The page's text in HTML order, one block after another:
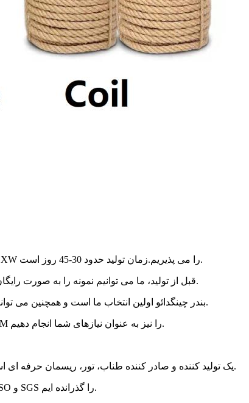
ما شرایط سیاست تجارت خارجی مانند FOB، CFR، CIF، DDP، EXW را می پذیریم.زمان تولید حدود 30-45 روز است.
قبل از تولید، ما می توانیم نمونه را به صورت رایگان ارائه دهیم، اما برای اولین بار باید هزینه حمل و نقل را تحمل کنید.
بندر چینگدائو اولین انتخاب ما است و همچنین می توانید بنادر دیگری مانند بندر شانگهای، نینگبو یا گوانگژو را انتخاب کنید.
ما استانداردهای محصولات خود را داریم اما می توانیم خدمات OEM را نیز به عنوان نیازهای شما انجام دهیم.
Yantai Dongyuan یک تولید کننده و صادر کننده طناب، تور، ریسمان حرفه ای است که بیش از سال ها تجربه در این صنعت دارد.
ما استاندارد تولید و مدیریت کیفیت دقیق داریم و گواهی مدیریت ISO و SGS را گذرانده ایم.